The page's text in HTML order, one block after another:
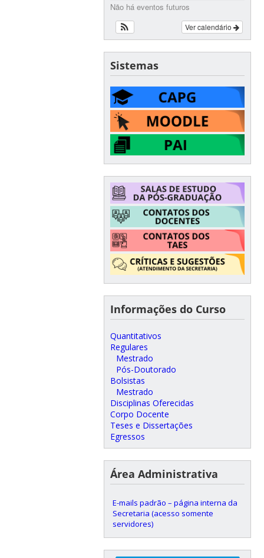
Não há eventos futuros
Ver calendário
Sistemas
Informações do Curso
Quantitativos
Regulares
Mestrado
Pós-Doutorado
Bolsistas
Mestrado
Disciplinas Oferecidas
Corpo Docente
Teses e Dissertações
Egressos
Área Administrativa
E-mails padrão – página interna da
Secretaria (acesso somente
servidores)